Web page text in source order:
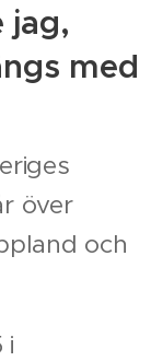
jag,
med
över
och
i